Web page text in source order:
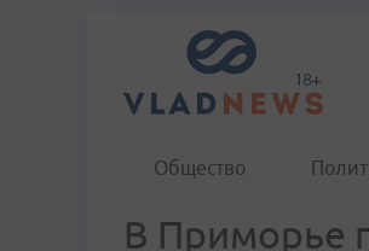
Общество
В Приморье